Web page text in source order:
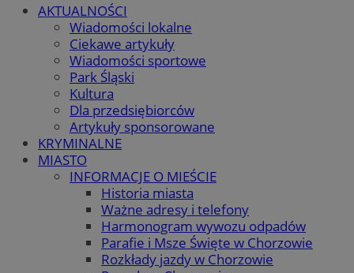
AKTUALNOŚCI
Wiadomości lokalne
Ciekawe artykuły
Wiadomości sportowe
Park Śląski
Kultura
Dla przedsiębiorców
Artykuły sponsorowane
KRYMINALNE
MIASTO
INFORMACJE O MIEŚCIE
Historia miasta
Ważne adresy i telefony
Harmonogram wywozu odpadów
Parafie i Msze Święte w Chorzowie
Rozkłady jazdy w Chorzowie